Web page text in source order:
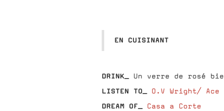
EN CUISINANT
DRINK_ Un verre de rosé
LISTEN TO_ O.V Wright/ Ace
DREAM OF_ Casa a Corte